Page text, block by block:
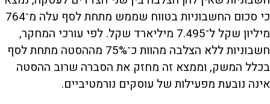
כי סכום החשבוניות בטווח שממש מתחת לסף עלה מ־764
מיליון שקל ל־7.495 מיליארד שקל. לפי עורכי המחקר,
חשבוניות ללא הצלבה מהוות כ־75% מההסטה מתחת לסף
בכלל המשק, וממצא זה מחזק את הסברה שרוב ההסטה
אינה נובעת מפעילות של עוסקים נורמטיביים.